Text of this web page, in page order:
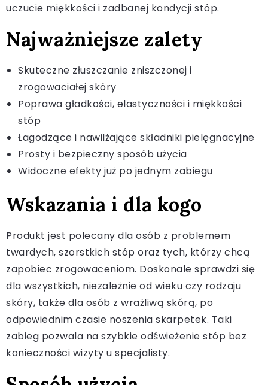
uczucie miękkości i zadbanej kondycji stóp.
Najważniejsze zalety
Skuteczne złuszczanie zniszczonej i
zrogowaciałej skóry
Poprawa gładkości, elastyczności i miękkości
stóp
Łagodzące i nawilżające składniki pielęgnacyjne
Prosty i bezpieczny sposób użycia
Widoczne efekty już po jednym zabiegu
Wskazania i dla kogo
Produkt jest polecany dla osób z problemem
twardych, szorstkich stóp oraz tych, którzy chcą
zapobiec zrogowaceniom. Doskonale sprawdzi się
dla wszystkich, niezależnie od wieku czy rodzaju
skóry, także dla osób z wrażliwą skórą, po
odpowiednim czasie noszenia skarpetek. Taki
zabieg pozwala na szybkie odświeżenie stóp bez
konieczności wizyty u specjalisty.